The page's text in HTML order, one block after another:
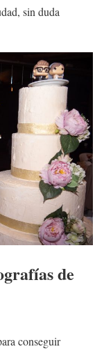
sin duda
de
conseguir